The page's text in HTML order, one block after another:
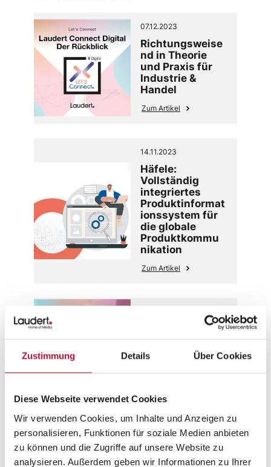
Zustimmung Details Über Cookies
Diese Webseite verwendet Cookies
Wir verwenden Cookies, um Inhalte und Anzeigen zu
personalisieren, Funktionen für soziale Medien anbieten
zu können und die Zugriffe auf unsere Website zu
analysieren. Außerdem geben wir Informationen zu Ihrer
07.12.2023
Richtungsweise
nd in Theorie
und Praxis für
Industrie &
Handel
Zum Artikel
14.11.2023
Häfele:
Vollständig
integriertes
Produktinformat
ionssystem für
die globale
Produktkommu
nikation
Zum Artikel
Implementierun
gspartner von
Creative Force
Warenkorbabbr
echer Mailing